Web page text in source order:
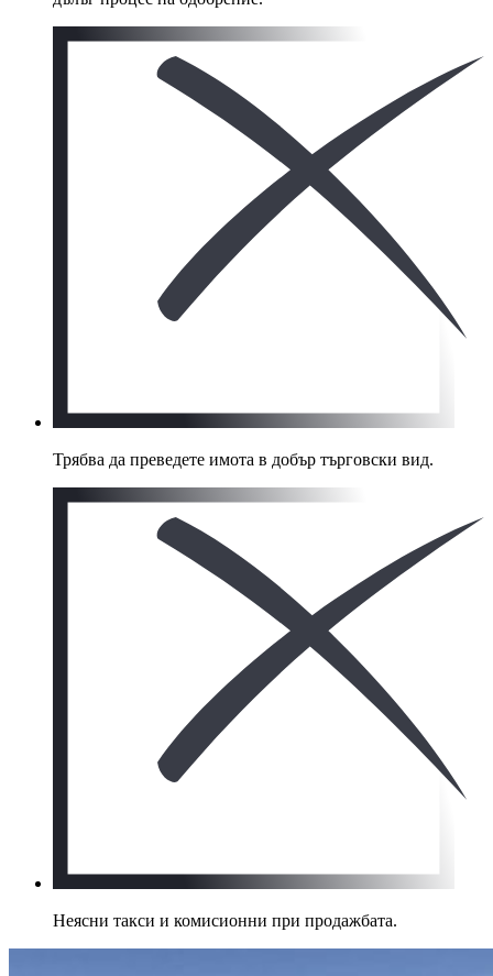
Трябва да преведете имота в добър търговски вид.
Неясни такси и комисионни при продажбата.